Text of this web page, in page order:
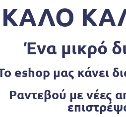
για το γύρο του κόσμου!
λαμπάδας
ΚΑΛΟ
Ένα μικρό
eshop μας κάνει
Ραντεβού με νέες